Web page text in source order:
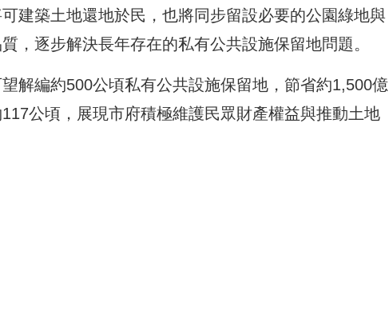
建築土地還地於民，也將同步留設必要的公園綠地與
，逐步解決長年存在的私有公共設施保留地問題。
解編約500公頃私有公共設施保留地，節省約1,500億
公頃，展現市府積極維護民眾財產權益與推動土地